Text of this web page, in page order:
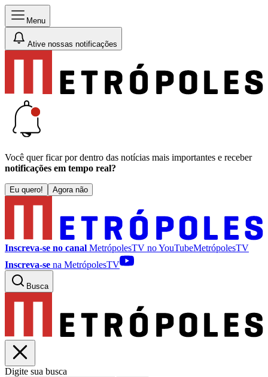
Menu
Ative nossas notificações
Você quer ficar por dentro das notícias mais importantes e receber
notificações em tempo real?
Eu quero! Agora não
Inscreva-se no canal MetrópolesTV noYouTubeMetrópolesTV
Inscreva-se na MetrópolesTV
Busca
Digite sua busca